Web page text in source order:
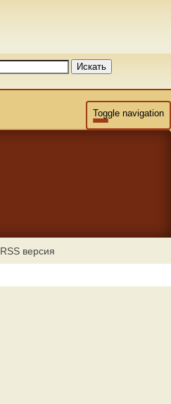
Искать
Toggle navigation
RSS версия